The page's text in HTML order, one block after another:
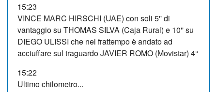
15:23
VINCE MARC HIRSCHI (UAE) con soli 5'' di
vantaggio su THOMAS SILVA (Caja Rural) e 10'' su
DIEGO ULISSI che nel frattempo è andato ad
acciuffare sul traguardo JAVIER ROMO (Movistar) 4°
15:22
Ultimo chilometro...